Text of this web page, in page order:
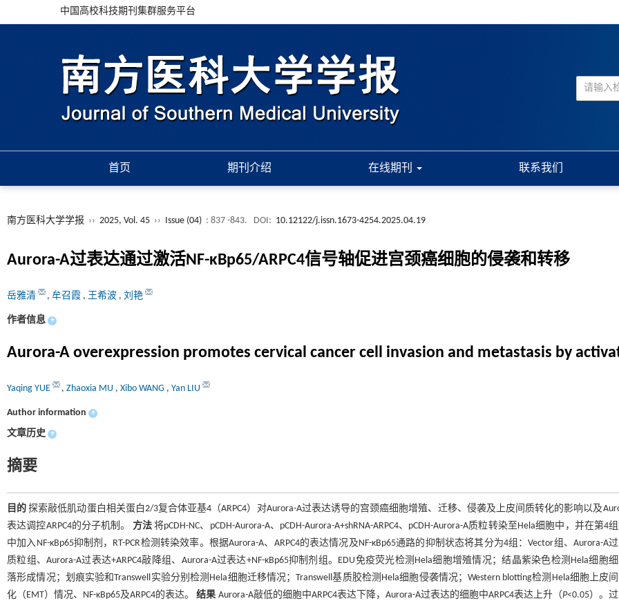
中国高校科技期刊集群服务平台
首页 期刊介绍 在线期刊 联系我们
南方医科大学学报 ›› 2025, Vol. 45 ›› Issue (04) : 837 -843. DOI: 10.12122/j.issn.1673-4254.2025.04.19
Aurora-A过表达通过激活NF-κBp65/ARPC4信号轴促进宫颈癌细胞的侵袭和转移
岳雅清 , 牟召霞 , 王希波 , 刘艳
作者信息 +
Aurora-A overexpression promotes cervical cancer cell invasion and metastasis by
Yaqing YUE , Zhaoxia MU , Xibo WANG , Yan LIU
Author information +
文章历史 +
摘要
目的 探索敲低肌动蛋白相关蛋白2/3复合体亚基4（ARPC4）对Aurora-A过表达诱导的宫颈癌细胞增殖、迁移、侵袭及上皮间质转化的影响以及
表达调控ARPC4的分子机制。 方法 将pCDH-NC、pCDH-Aurora-A、pCDH-Aurora-A+shRNA-ARPC4、pCDH-Aurora-A质粒转染至Hela细胞中，并在第4
中加入NF-κBp65抑制剂，RT-PCR检测转染效率。根据Aurora-A、ARPC4的表达情况及NF-κBp65通路的抑制状态将其分为4组：Vector组、Aurora-A
质粒组、Aurora-A过表达+ARPC4敲降组、Aurora-A过表达+NF-κBp65抑制剂组。EDU免疫荧光检测Hela细胞增殖情况；结晶紫染色检测Hela细胞
落形成情况；划痕实验和Transwell实验分别检测Hela细胞迁移情况；Transwell基质胶检测Hela细胞侵袭情况；Western blotting检测Hela细胞上皮
化（EMT）情况、NF-κBp65及ARPC4的表达。结果 Aurora-A敲低的细胞中ARPC4表达下降，Aurora-A过表达的细胞中ARPC4表达上升（P<0.05）。